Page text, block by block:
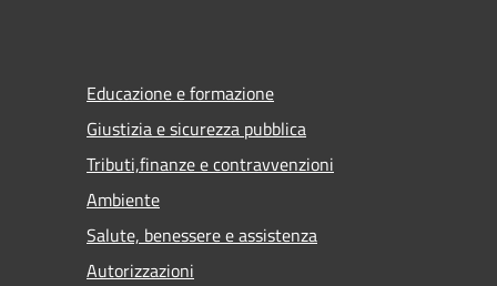
Educazione e formazione
Giustizia e sicurezza pubblica
Tributi,finanze e contravvenzioni
Ambiente
Salute, benessere e assistenza
Autorizzazioni